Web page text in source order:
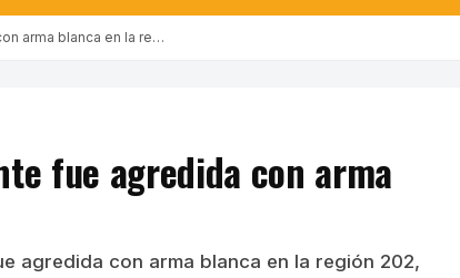
arma blanca en la re…
fue agredida con arma
agredida con arma blanca en la región 202,